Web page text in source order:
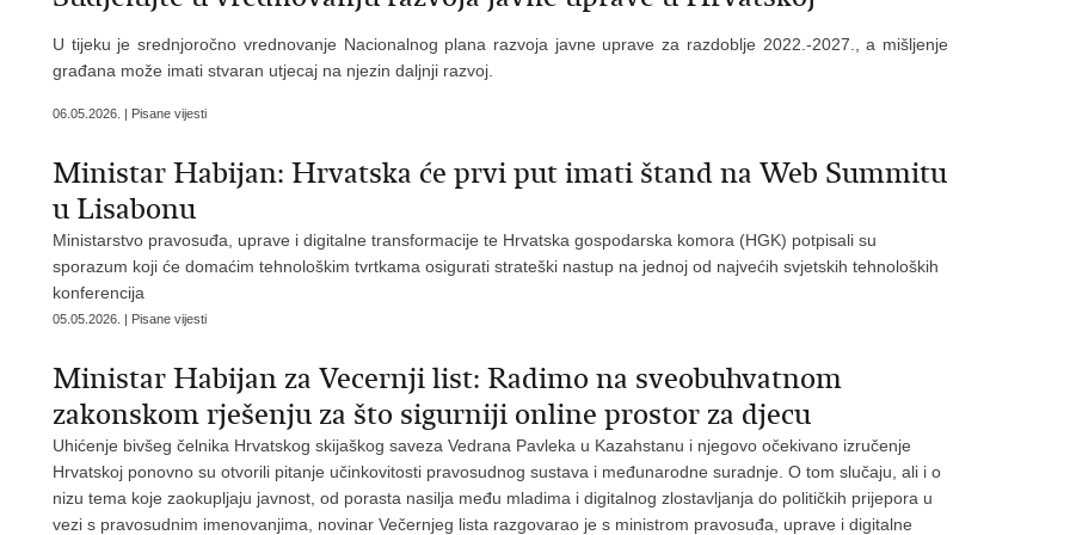
U tijeku je srednjoročno vrednovanje Nacionalnog plana razvoja javne uprave za razdoblje 2022.-2027., a mišljenje
građana može imati stvaran utjecaj na njezin daljnji razvoj.
06.05.2026. | Pisane vijesti
Ministar Habijan: Hrvatska će prvi put imati štand na Web Summitu
u Lisabonu
Ministarstvo pravosuđa, uprave i digitalne transformacije te Hrvatska gospodarska komora (HGK) potpisali su
sporazum koji će domaćim tehnološkim tvrtkama osigurati strateški nastup na jednoj od najvećih svjetskih tehnoloških
konferencija
05.05.2026. | Pisane vijesti
Ministar Habijan za Vecernji list: Radimo na sveobuhvatnom
zakonskom rješenju za što sigurniji online prostor za djecu
Uhićenje bivšeg čelnika Hrvatskog skijaškog saveza Vedrana Pavleka u Kazahstanu i njegovo očekivano izručenje
Hrvatskoj ponovno su otvorili pitanje učinkovitosti pravosudnog sustava i međunarodne suradnje. O tom slučaju, ali i o
nizu tema koje zaokupljaju javnost, od porasta nasilja među mladima i digitalnog zlostavljanja do političkih prijepora u
vezi s pravosudnim imenovanjima, novinar Večernjeg lista razgovarao je s ministrom pravosuđa, uprave i digitalne